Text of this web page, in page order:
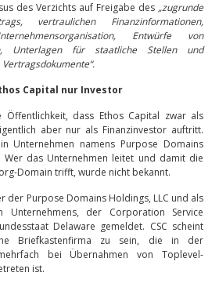
des Verzichts auf Freigabe des „zugrunde
vertraulichen Finanzinformationen,
Entwürfe von
Unterlagen für staatliche Stellen und
Capital nur Investor
dass Ethos Capital zwar als
aber nur als Finanzinvestor auftritt.
Unternehmen namens Purpose Domains
Wer das Unternehmen leitet und damit die
Domain trifft, wurde nicht bekannt.
der Purpose Domains Holdings, LLC und als
Unternehmens, der Corporation Service
Delaware gemeldet. CSC scheint
Briefkastenfirma zu sein, die in der
bei Übernahmen von Toplevel-
ist.